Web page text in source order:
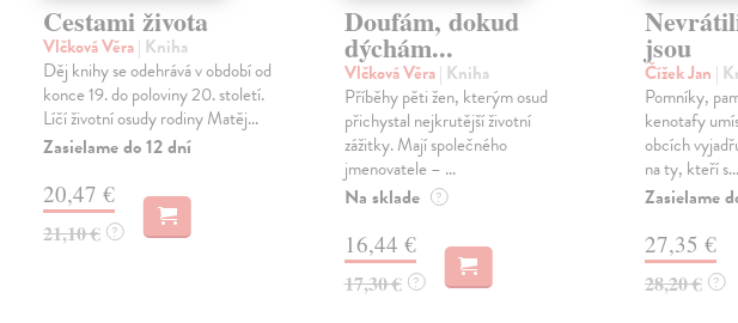
Cestami života
Vlčková Věra| Kniha
Děj knihy se odehrává v období od
konce 19. do poloviny 20. století.
Líčí životní osudy rodiny Matěj...
Zasielame do 12 dní
20,47 €
21,10 € ?
Doufám, dokud
dýchám...
Vlčková Věra| Kniha
Příběhy pěti žen, kterým osud
přichystal nejkrutější životní
zážitky. Mají společného
jmenovatele – ...
Na sklade ?
16,44 €
17,30 € ?
jsou
Čížek Jan |
Pomníky,
kenotafy
obcích
na ty, kteří s...
Zasielame
27,35 €
28,20 € ?